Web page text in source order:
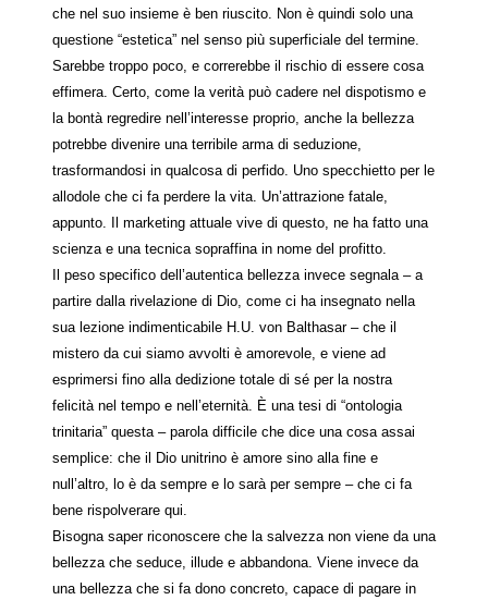
che nel suo insieme è ben riuscito. Non è quindi solo una
questione “estetica” nel senso più superficiale del termine.
Sarebbe troppo poco, e correrebbe il rischio di essere cosa
effimera. Certo, come la verità può cadere nel dispotismo e
la bontà regredire nell’interesse proprio, anche la bellezza
potrebbe divenire una terribile arma di seduzione,
trasformandosi in qualcosa di perfido. Uno specchietto per le
allodole che ci fa perdere la vita. Un’attrazione fatale,
appunto. Il marketing attuale vive di questo, ne ha fatto una
scienza e una tecnica sopraffina in nome del profitto.
Il peso specifico dell’autentica bellezza invece segnala – a
partire dalla rivelazione di Dio, come ci ha insegnato nella
sua lezione indimenticabile H.U. von Balthasar – che il
mistero da cui siamo avvolti è amorevole, e viene ad
esprimersi fino alla dedizione totale di sé per la nostra
felicità nel tempo e nell’eternità. È una tesi di “ontologia
trinitaria” questa – parola difficile che dice una cosa assai
semplice: che il Dio unitrino è amore sino alla fine e
null’altro, lo è da sempre e lo sarà per sempre – che ci fa
bene rispolverare qui.
Bisogna saper riconoscere che la salvezza non viene da una
bellezza che seduce, illude e abbandona. Viene invece da
una bellezza che si fa dono concreto, capace di pagare in